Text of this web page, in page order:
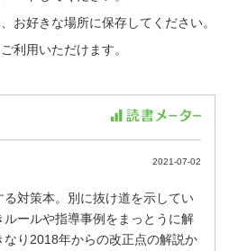
お好きな場所に保存してください。
利用いただけます。
2021-07-02
対策本。別に抜け道を示してい
ールや指導事例をまっとうに解
り2018年からの改正点の解説か